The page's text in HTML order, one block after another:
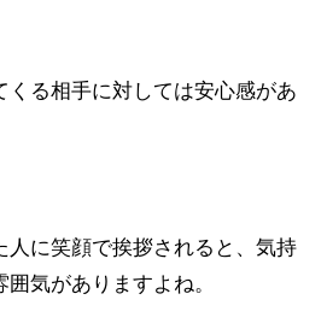
くる相手に対しては安心感があ
人に笑顔で挨拶されると、気持
気がありますよね。